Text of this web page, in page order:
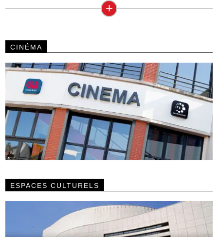
+
CINÉMA
ESPACES CULTURELS